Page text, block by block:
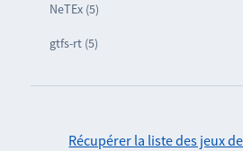
NeTEx (5)
gtfs-rt (5)
Récupérer la liste des jeux